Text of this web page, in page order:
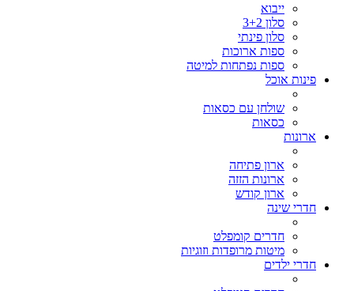
ייבוא
סלון 3+2
סלון פינתי
ספות ארוכות
ספות נפתחות למיטה
פינות אוכל
שולחן עם כסאות
כסאות
ארונות
ארון פתיחה
ארונות הזזה
ארון קודש
חדרי שינה
חדרים קומפלט
מיטות מרופדות וזוגיות
חדרי ילדים